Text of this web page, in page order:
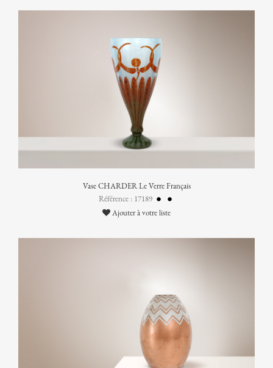
Vase CHARDER Le Verre Français
Référence : 17189
Ajouter à votre liste